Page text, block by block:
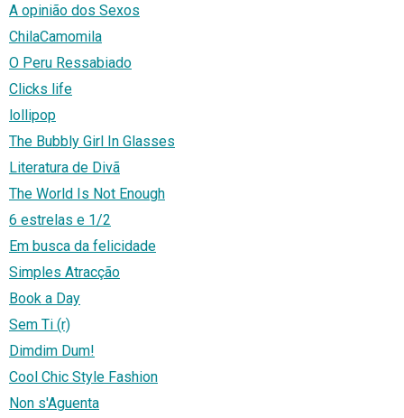
A opinião dos Sexos
ChilaCamomila
O Peru Ressabiado
Clicks life
lollipop
The Bubbly Girl In Glasses
Literatura de Divã
The World Is Not Enough
6 estrelas e 1/2
Em busca da felicidade
Simples Atracção
Book a Day
Sem Ti (r)
Dimdim Dum!
Cool Chic Style Fashion
Non s'Aguenta